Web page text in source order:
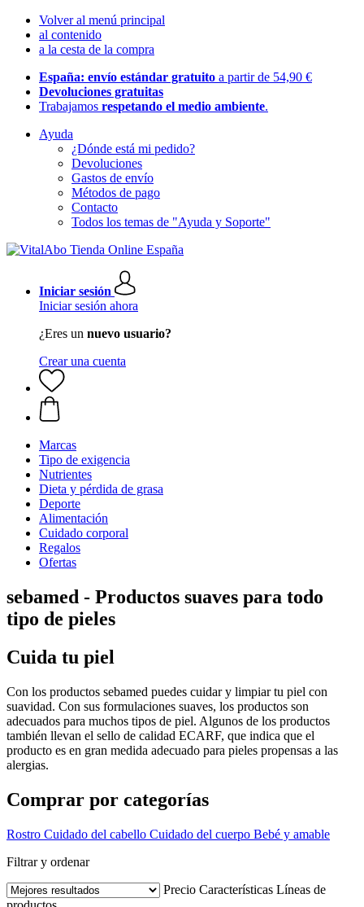
Volver al menú principal
al contenido
a la cesta de la compra
España: envío estándar gratuito a partir de 54,90 €
Devoluciones gratuitas
Trabajamos respetando el medio ambiente.
Ayuda
¿Dónde está mi pedido?
Devoluciones
Gastos de envío
Métodos de pago
Contacto
Todos los temas de "Ayuda y Soporte"
Iniciar sesión
Iniciar sesión ahora
¿Eres un nuevo usuario?
Crear una cuenta
Marcas
Tipo de exigencia
Nutrientes
Dieta y pérdida de grasa
Deporte
Alimentación
Cuidado corporal
Regalos
Ofertas
sebamed - Productos suaves para todo
tipo de pieles
Cuida tu piel
Con los productos sebamed puedes cuidar y limpiar tu piel con
suavidad. Con sus formulaciones suaves, los productos son
adecuados para muchos tipos de piel. Algunos de los productos
también llevan el sello de calidad ECARF, que indica que el
producto es en gran medida adecuado para pieles propensas a las
alergias.
Comprar por categorías
Rostro Cuidado del cabello Cuidado del cuerpo Bebé y amable
Filtrar y ordenar
Precio Características Líneas de